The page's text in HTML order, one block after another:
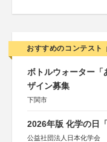
おすすめのコンテスト
ボトルウォーター「
ザイン募集
下関市
2026年版 化学の日
公益社団法人日本化学会